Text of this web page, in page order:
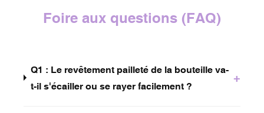
Foire aux questions (FAQ)
Q1 : Le revêtement pailleté de la bouteille va-
t-il s'écailler ou se rayer facilement ?
+